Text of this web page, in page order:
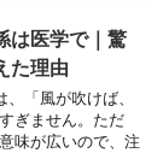
は医学で｜驚
た理由
「風が吹けば、
ぎません。ただ
味が広いので、注